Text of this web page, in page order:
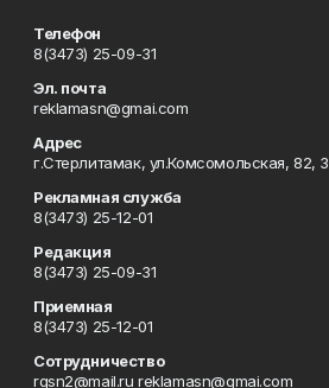
Телефон
8(3473) 25-09-31
Эл. почта
reklamasn@gmai.com
Адрес
г.Стерлитамак, ул.Комсомольская, 82,
Рекламная служба
8(3473) 25-12-01
Редакция
8(3473) 25-09-31
Приемная
8(3473) 25-12-01
Сотрудничество
rgsn2@mail.ru reklamasn@gmai.com